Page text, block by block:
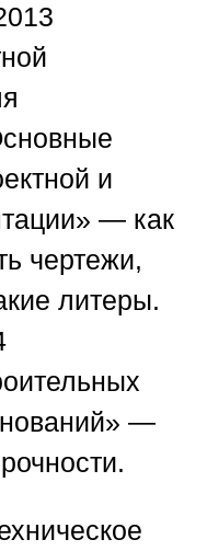
и
— как
чертежи,
литеры.
—